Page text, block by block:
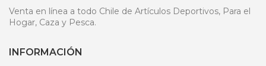
Venta en línea a todo Chile de Artículos Deportivos, Para el
Hogar, Caza y Pesca.
INFORMACIÓN